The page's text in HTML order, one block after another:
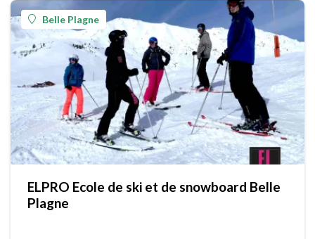
Belle Plagne
ELPRO Ecole de ski et de snowboard Belle
Plagne